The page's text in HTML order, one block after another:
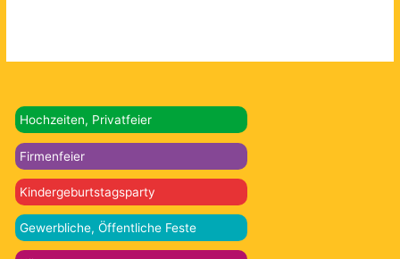
Hochzeiten, Privatfeier
Firmenfeier
Kindergeburtstagsparty
Gewerbliche, Öffentliche Feste